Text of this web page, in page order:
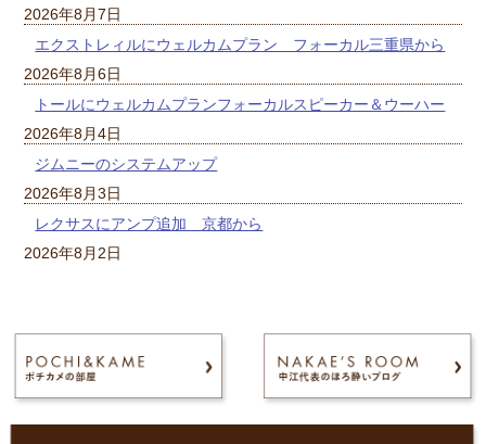
2026年8月7日
エクストレィルにウェルカムプラン フォーカル三重県から
2026年8月6日
トールにウェルカムプランフォーカルスピーカー＆ウーハー
2026年8月4日
ジムニーのシステムアップ
2026年8月3日
レクサスにアンプ追加 京都から
2026年8月2日